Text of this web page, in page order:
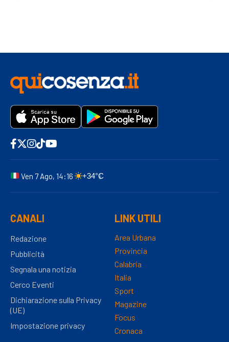
Ven 7 Ago, 14:16 +34°C
CANALI
Redazione
Pubblicità
Segnala una notizia
Cerco Eventi
Dichiarazione sulla Privacy
(UE)
Impostazione privacy
LINK UTILI
Area Urbana
Provincia
Calabria
Italia
Sport
Magazine
Focus
Cronaca